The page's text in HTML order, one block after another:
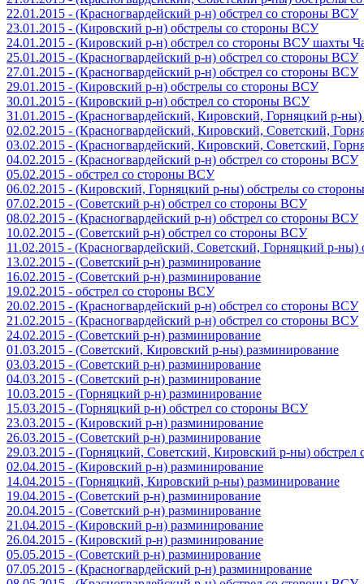
22.01.2015 - (Красногвардейский р-н) обстрел со стороны ВСУ
23.01.2015 - (Кировский р-н) обстрелы со стороны ВСУ
24.01.2015 - (Кировский р-н) обстрел со стороны ВСУ шахты
25.01.2015 - (Красногвардейский р-н) обстрел со стороны ВСУ
27.01.2015 - (Красногвардейский р-н) обстрел со стороны ВСУ
29.01.2015 - (Кировский р-н) обстрелы со стороны ВСУ
30.01.2015 - (Кировский р-н) обстрел со стороны ВСУ
31.01.2015 - (Красногвардейский, Кировский, Горняцкий р-
02.02.2015 - (Красногвардейский, Кировский, Советский,
03.02.2015 - (Красногвардейский, Кировский, Советский,
04.02.2015 - (Красногвардейский р-н) обстрел со стороны ВСУ
05.02.2015 - обстрел со стороны ВСУ
06.02.2015 - (Кировский, Горняцкий р-ны) обстрелы со
07.02.2015 - (Советский р-н) обстрел со стороны ВСУ
08.02.2015 - (Красногвардейский р-н) обстрел со стороны ВСУ
10.02.2015 - (Советский р-н) обстрел со стороны ВСУ
11.02.2015 - (Красногвардейский, Советский, Горняцкий р-
13.02.2015 - (Советский р-н) разминирование
16.02.2015 - (Советский р-н) разминирование
19.02.2015 - обстрел со стороны ВСУ
20.02.2015 - (Красногвардейский р-н) обстрел со стороны ВСУ
21.02.2015 - (Красногвардейский р-н) обстрел со стороны ВСУ
24.02.2015 - (Советский р-н) разминирование
01.03.2015 - (Советский, Кировский р-ны) разминирование
03.03.2015 - (Советский р-н) разминирование
04.03.2015 - (Советский р-н) разминирование
10.03.2015 - (Горняцкий р-н) разминирование
15.03.2015 - (Горняцкий р-н) обстрел со стороны ВСУ
23.03.2015 - (Кировский р-н) разминирование
26.03.2015 - (Советский р-н) разминирование
29.03.2015 - (Горняцкий, Советский, Кировский р-ны)
02.04.2015 - (Кировский р-н) разминирование
14.04.2015 - (Горняцкий, Кировский р-ны) разминирование
19.04.2015 - (Советский р-н) разминирование
20.04.2015 - (Советский р-н) разминирование
21.04.2015 - (Кировский р-н) разминирование
26.04.2015 - (Кировский р-н) разминирование
05.05.2015 - (Советский р-н) разминирование
07.05.2015 - (Красногвардейский р-н) разминирование